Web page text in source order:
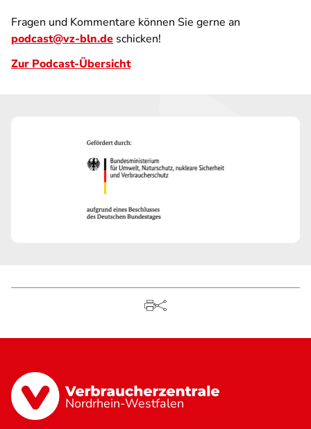
Fragen und Kommentare können Sie gerne an
podcast@vz-bln.de schicken!
Zur Podcast-Übersicht
Nordrhein-Westfalen